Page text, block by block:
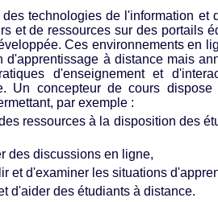
technologies de l'information et
et de ressources sur des portails
Ces environnements en
d'apprentissage à distance mais
d'enseignement et
Un concepteur de cours dispose
par exemple :
ressources à la disposition des
des discussions en ligne,
et d'examiner les situations
d'aider des étudiants à distance.